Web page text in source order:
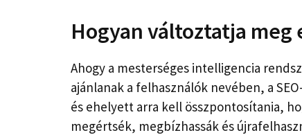
Hogyan változtatja meg
Ahogy a mesterséges intelligencia
ajánlanak a felhasználók nevében, a
és ehelyett arra kell összpontosítania,
megértsék, megbízhassák és